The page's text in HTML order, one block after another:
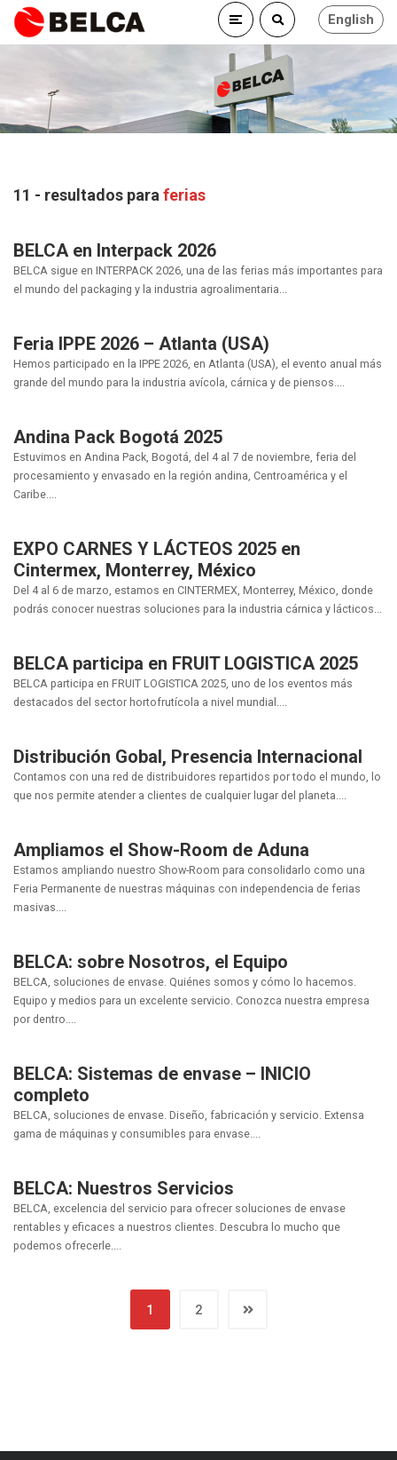
English
11 - resultados para ferias
BELCA en Interpack 2026
BELCA sigue en INTERPACK 2026, una de las ferias más importantes para
el mundo del packaging y la industria agroalimentaria...
Feria IPPE 2026 – Atlanta (USA)
Hemos participado en la IPPE 2026, en Atlanta (USA), el evento anual más
grande del mundo para la industria avícola, cárnica y de piensos....
Andina Pack Bogotá 2025
Estuvimos en Andina Pack, Bogotá, del 4 al 7 de noviembre, feria del
procesamiento y envasado en la región andina, Centroamérica y el
Caribe....
EXPO CARNES Y LÁCTEOS 2025 en
Cintermex, Monterrey, México
Del 4 al 6 de marzo, estamos en CINTERMEX, Monterrey, México, donde
podrás conocer nuestras soluciones para la industria cárnica y lácticos...
BELCA participa en FRUIT LOGISTICA 2025
BELCA participa en FRUIT LOGISTICA 2025, uno de los eventos más
destacados del sector hortofrutícola a nivel mundial....
Distribución Gobal, Presencia Internacional
Contamos con una red de distribuidores repartidos por todo el mundo, lo
que nos permite atender a clientes de cualquier lugar del planeta....
Ampliamos el Show-Room de Aduna
Estamos ampliando nuestro Show-Room para consolidarlo como una
Feria Permanente de nuestras máquinas con independencia de ferias
masivas....
BELCA: sobre Nosotros, el Equipo
BELCA, soluciones de envase. Quiénes somos y cómo lo hacemos.
Equipo y medios para un excelente servicio. Conozca nuestra empresa
por dentro....
BELCA: Sistemas de envase – INICIO
completo
BELCA, soluciones de envase. Diseño, fabricación y servicio. Extensa
gama de máquinas y consumibles para envase....
BELCA: Nuestros Servicios
BELCA, excelencia del servicio para ofrecer soluciones de envase
rentables y eficaces a nuestros clientes. Descubra lo mucho que
podemos ofrecerle....
1 2